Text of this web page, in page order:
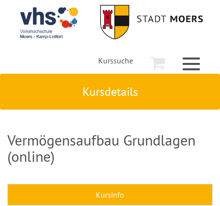
Kurssuche
Toggle
Kursdetails
Vermögensaufbau Grundlagen
(online)
Kursinfo